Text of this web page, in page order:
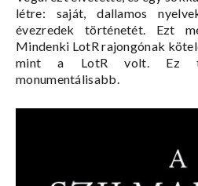
létre: saját, dallamos
évezredek történetét. Ezt
Mindenki LotR rajongónak
mint a LotR volt. Ez
monumentálisabb.